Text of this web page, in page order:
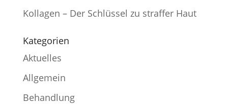
Kollagen – Der Schlüssel zu straffer Haut
Kategorien
Aktuelles
Allgemein
Behandlung